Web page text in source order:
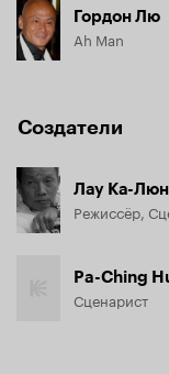
Гордон Лю
Ah Man
Создатели
Лау Ка-Люн
Режиссёр,
Pa-Ching
Сценарист